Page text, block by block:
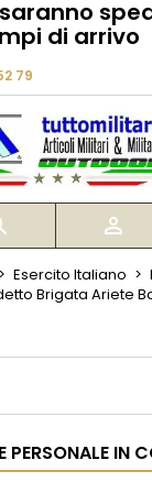
di arrivo
79

Esercito Italiano
Brigata Ariete
PERSONALE IN
desideri
Crea
l'accesso per
dei desideri.
Annulla